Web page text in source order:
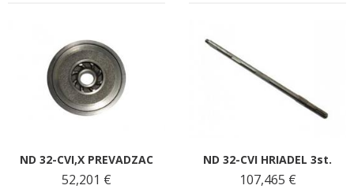
ND 32-CVI,X PREVADZAC
52,201 €
ND 32-CVI HRIADEL 3st.
107,465 €